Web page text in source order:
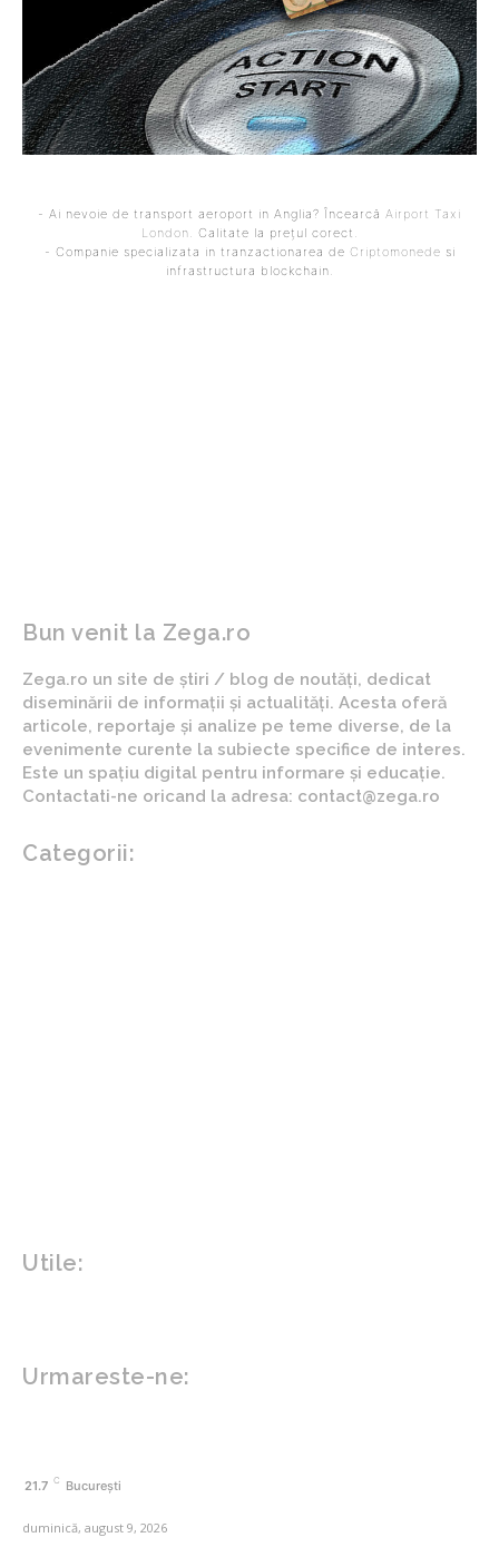
- Ai nevoie de transport aeroport in Anglia? Încearcă Airport Taxi
London . Calitate la prețul corect.
- Companie specializata in tranzactionarea de Criptomonede si
infrastructura blockchain.
Bun venit la Zega.ro
Zega.ro un site de știri / blog de noutăți, dedicat
diseminării de informații și actualități. Acesta oferă
articole, reportaje și analize pe teme diverse, de la
evenimente curente la subiecte specifice de interes.
Este un spațiu digital pentru informare și educație.
Contactati-ne oricand la adresa: contact@zega.ro
Categorii:
Utile:
Urmareste-ne:
21.7 C București
duminică, august 9, 2026